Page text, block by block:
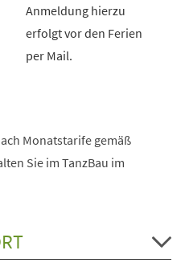
Anmeldung hierzu
erfolgt vor den Ferien
per Mail.
Monatstarife gemäß
Sie im TanzBau im